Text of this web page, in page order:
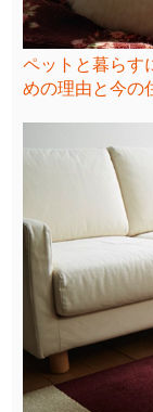
ペットと暮らす
めの理由と今の